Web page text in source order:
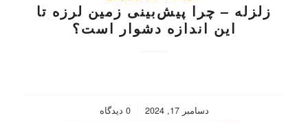
زلزله – چرا پیش‌بینی زمین لرزه تا
این اندازه دشوار است؟
دسامبر 17, 2024 0 دیدگاه